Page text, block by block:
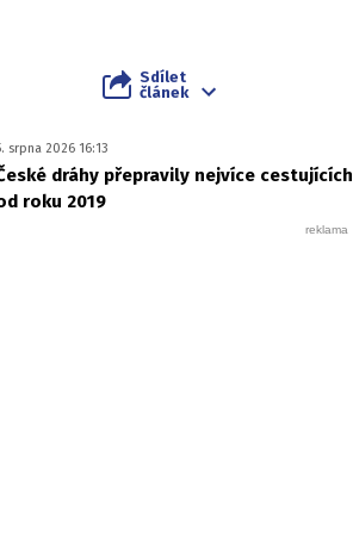
Sdílet
článek
srpna 2026 16:13
dráhy přepravily nejvíce cestujících
roku 2019